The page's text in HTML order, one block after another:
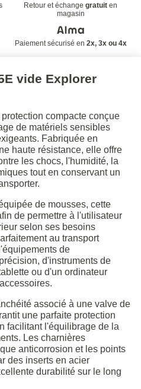
Retour et échangegratuit en
magasin
Paiement sécurisé en 2x, 3x ou 4x
vide Explorer
compacte conçue
de matériels sensibles
Fabriquée en
haute résistance, elle offre
les chocs, l'humidité, la
tout en conservant un
de mousses, cette
de permettre à l'utilisateur
selon ses besoins
au transport
de
d'instruments de
ou d'un ordinateur
associé à une valve de
une parfaite protection
facilitant l'équilibrage de la
Les charnières
anticorrosion et les points
des inserts en acier
durabilité sur le long